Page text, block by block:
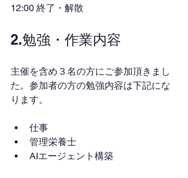
12:00 終了・解散
2.勉強・作業内容
主催を含め３名の方にご参加頂きまし
た。参加者の方の勉強内容は下記にな
ります。
仕事
管理栄養士
AIエージェント構築